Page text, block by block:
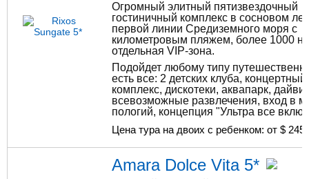
Огромный элитный пятизвездочный
гостиничный комплекс в сосновом
первой линии Средиземного моря с
километровым пляжем, более 1000
отдельная VIP-зона.
Подойдет любому типу
есть все: 2 детских клуба, концертный
комплекс, дискотеки, аквапарк,
всевозможные развлечения, вход в
пологий, концепция "Ультра все
Цена тура на двоих с ребенком: от $
Amara Dolce Vita 5*